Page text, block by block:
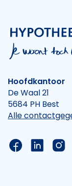
Hoofdkantoor
De Waal 21
5684 PH Best
Alle
Link naar de
Link